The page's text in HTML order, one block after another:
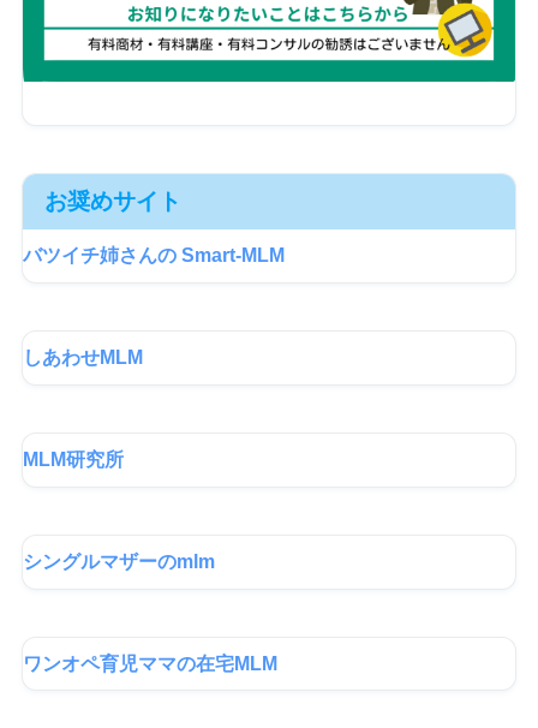
お奨めサイト
バツイチ姉さんの Smart-MLM
しあわせMLM
MLM研究所
シングルマザーのmlm
ワンオペ育児ママの在宅MLM